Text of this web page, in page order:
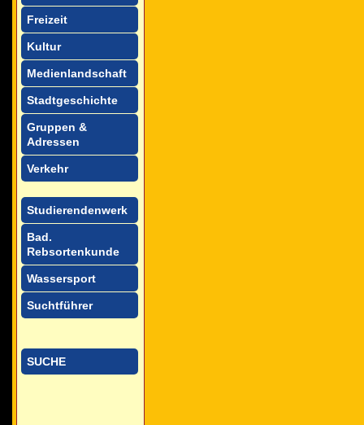
Freizeit
Kultur
Medienlandschaft
Stadtgeschichte
Gruppen &
Adressen
Verkehr
Studierendenwerk
Bad.
Rebsortenkunde
Wassersport
Suchtführer
SUCHE